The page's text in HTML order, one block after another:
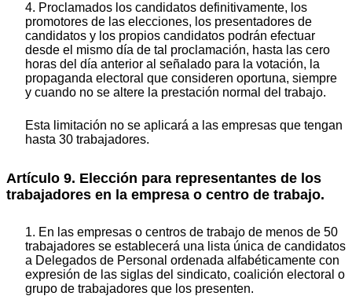
4. Proclamados los candidatos definitivamente, los
promotores de las elecciones, los presentadores de
candidatos y los propios candidatos podrán efectuar
desde el mismo día de tal proclamación, hasta las cero
horas del día anterior al señalado para la votación, la
propaganda electoral que consideren oportuna, siempre
y cuando no se altere la prestación normal del trabajo.
Esta limitación no se aplicará a las empresas que tengan
hasta 30 trabajadores.
Artículo 9. Elección para representantes de los
trabajadores en la empresa o centro de trabajo.
1. En las empresas o centros de trabajo de menos de 50
trabajadores se establecerá una lista única de candidatos
a Delegados de Personal ordenada alfabéticamente con
expresión de las siglas del sindicato, coalición electoral o
grupo de trabajadores que los presenten.